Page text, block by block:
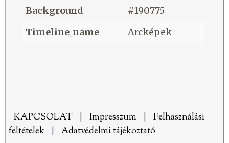
Background
#190775
Timeline_name
Arcképek
KAPCSOLAT Impresszum
Felhasználási
feltételek
Adatvédelmi tájékoztató